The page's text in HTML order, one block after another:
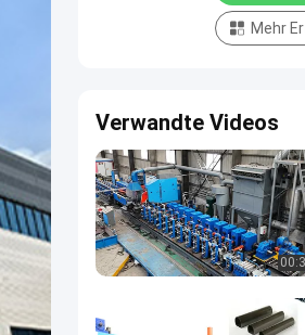
Mehr
Verwandte Videos